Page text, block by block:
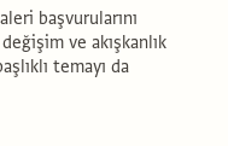
başvurularını
ve akışkanlık